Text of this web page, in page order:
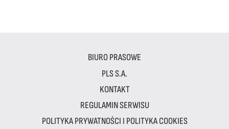
BIURO PRASOWE
PLS S.A.
KONTAKT
REGULAMIN SERWISU
POLITYKA PRYWATNOŚCI I POLITYKA COOKIES